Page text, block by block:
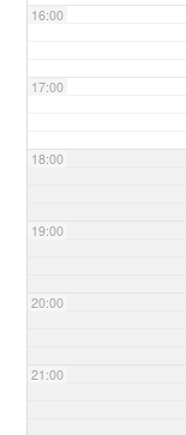
16:00
17:00
18:00
19:00
20:00
21:00